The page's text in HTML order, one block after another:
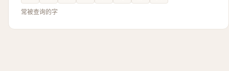
常被查询的字